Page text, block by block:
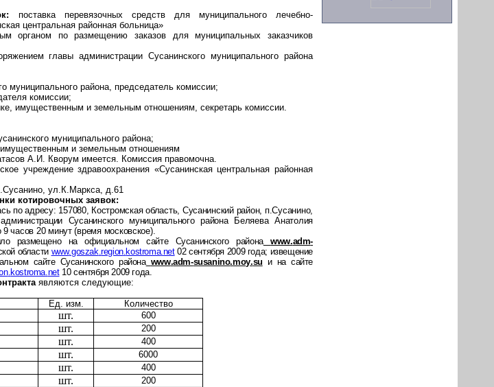
поставка перевязочных средств для муниципального лечебно-
центральная районная больница»
органом по размещению заказов для муниципальных заказчиков
главы администрации Сусанинского муниципального района
муниципального района, председатель комиссии;
комиссии;
имущественным и земельным отношениям, секретарь комиссии.
муниципального района;
и земельным отношениям
А.И. Кворум имеется. Комиссия правомочна.
учреждение здравоохранения «Сусанинская центральная районная
ул.К.Маркса, д.61
котировочных заявок:
по адресу: 157080, Костромская область, Сусанинский район, п.Сусанино,
Сусанинского муниципального района Беляева Анатолия
часов 20 минут (время московское).
размещено на официальном сайте Сусанинского района
www.adm-
области www.goszak.region.kostroma.net02 сентября 2009 года; извещение
сайте Сусанинского района www.adm-susanino.moy.su и на сайте
.kostroma.net 10 сентября 2009 года.
являются следующие:
Ед. изм.
Количество
шт.
600
шт.
200
шт.
400
шт.
6000
шт.
400
шт.
200